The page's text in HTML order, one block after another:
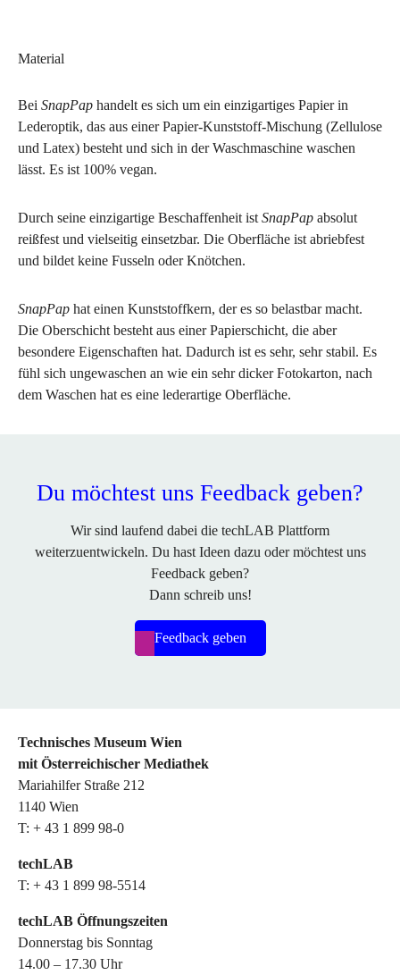
Material
Bei SnapPap handelt es sich um ein einzigartiges Papier in
Lederoptik, das aus einer Papier-Kunststoff-Mischung (Zellulose
und Latex) besteht und sich in der Waschmaschine waschen
lässt. Es ist 100% vegan.
Durch seine einzigartige Beschaffenheit ist SnapPap absolut
reißfest und vielseitig einsetzbar. Die Oberfläche ist abriebfest
und bildet keine Fusseln oder Knötchen.
SnapPap hat einen Kunststoffkern, der es so belastbar macht.
Die Oberschicht besteht aus einer Papierschicht, die aber
besondere Eigenschaften hat. Dadurch ist es sehr, sehr stabil. Es
fühl sich ungewaschen an wie ein sehr dicker Fotokarton, nach
dem Waschen hat es eine lederartige Oberfläche.
Du möchtest uns Feedback geben?
Wir sind laufend dabei die techLAB Plattform
weiterzuentwickeln. Du hast Ideen dazu oder möchtest uns
Feedback geben?
Dann schreib uns!
Feedback geben
Technisches Museum Wien
mit Österreichischer Mediathek
Mariahilfer Straße 212
1140 Wien
T: + 43 1 899 98-0
techLAB
T: + 43 1 899 98-5514
techLAB Öffnungszeiten
Donnerstag bis Sonntag
14.00 – 17.30 Uhr